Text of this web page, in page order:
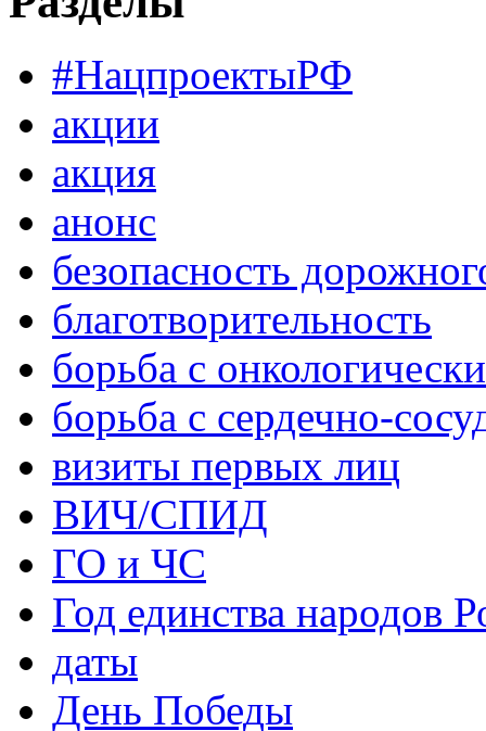
#НацпроектыРФ
акции
акция
анонс
безопасность
благотворительность
борьба с
борьба с сердечно-
визиты первых лиц
ВИЧ/СПИД
ГО и ЧС
Год единства народов
даты
День Победы